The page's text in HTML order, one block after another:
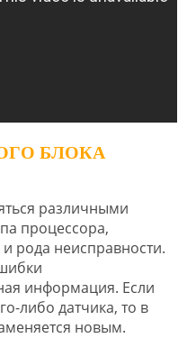
БЛОКА
различными
процессора,
рода неисправности.
информация. Если
либо датчика, то в
новым.